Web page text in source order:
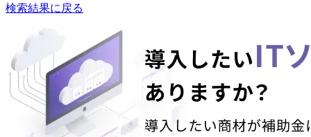
検索結果に戻る